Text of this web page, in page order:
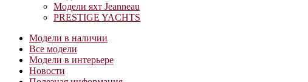
Модели яхт Jeanneau
PRESTIGE YACHTS
Модели в наличии
Все модели
Модели в интерьере
Новости